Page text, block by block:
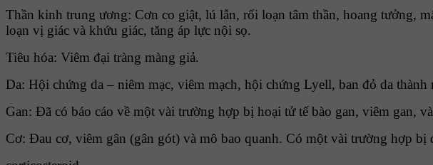
Thần kinh trung ương: Cơn co giật, lú lẫn, rối loạn tâm thần, hoang tưởng,
loạn vị giác và khứu giác, tăng áp lực nội sọ.
Tiêu hóa: Viêm đại tràng màng giả.
Da: Hội chứng da – niêm mạc, viêm mạch, hội chứng Lyell, ban đỏ da thành
Gan: Ðã có báo cáo về một vài trường hợp bị hoại tử tế bào gan, viêm gan,
Cơ: Ðau cơ, viêm gân (gân gót) và mô bao quanh. Có một vài trường hợp